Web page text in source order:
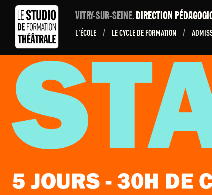
VITRY-SUR-SEINE.DIRECTION
L'ÉCOLE / LE CYCLE DE FORMATION /